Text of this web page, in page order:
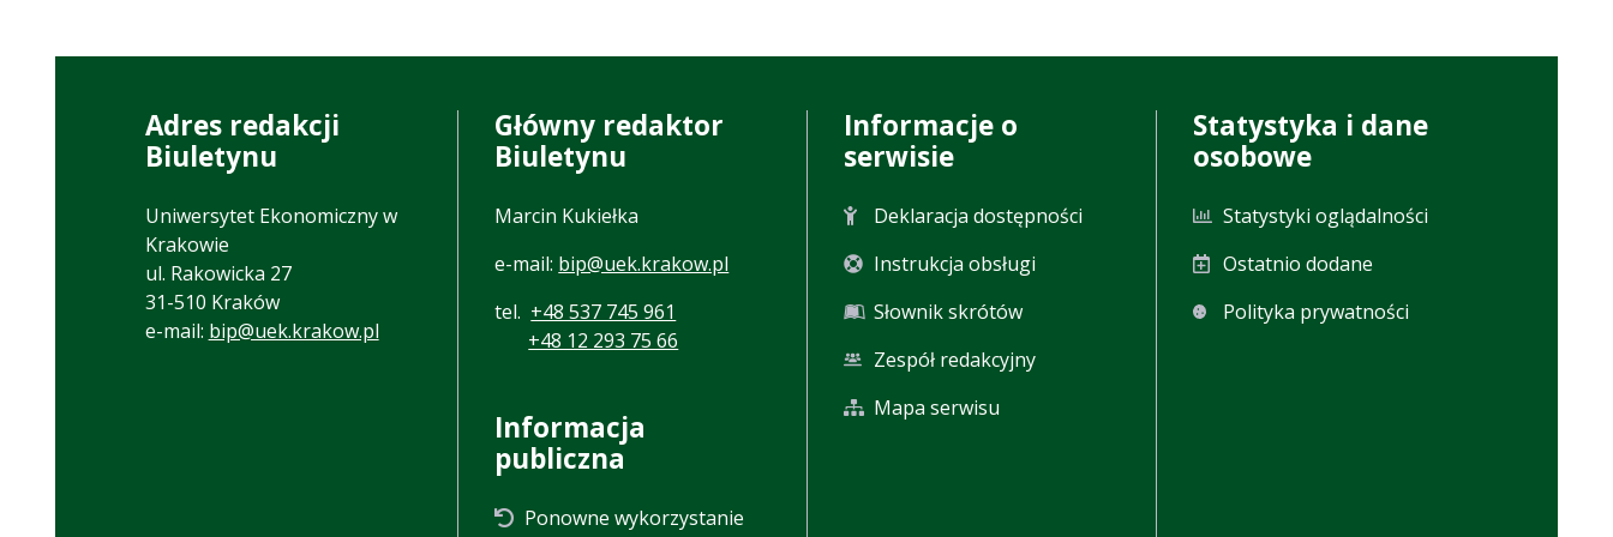
Adres redakcji
Biuletynu
Uniwersytet Ekonomiczny w
Krakowie
ul. Rakowicka 27
31-510 Kraków
e-mail: bip@uek.krakow.pl
Główny redaktor
Biuletynu
Marcin Kukiełka
e-mail: bip@uek.krakow.pl
tel. +48 537 745 961
+48 12 293 75 66
Informacja
publiczna
Ponowne wykorzystanie
Informacje o
serwisie
Deklaracja dostępności
Instrukcja obsługi
Słownik skrótów
Zespół redakcyjny
Mapa serwisu
Statystyka i dane
osobowe
Statystyki oglądalności
Ostatnio dodane
Polityka prywatności